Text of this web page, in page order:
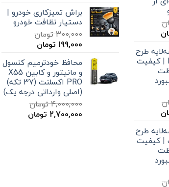
است.
طرح
کربن FMC T5 | کیفیت
است.
طرح
| کیفیت
تا
براش تمیزکاری خودرو |
دستیار نظافت خودرو
300,000تومان
قیمت
300,000 تومان
بود.
199,000 تومان
199,000 تومان
است.
محافظ خودترمیم کنسول
و مانیتور و کابین X55
PRO اکسلنت (37 تکه)
(اصلی وارداتی درجه یک)
4,000,000تومان
قیمت
2,700,000 تومان